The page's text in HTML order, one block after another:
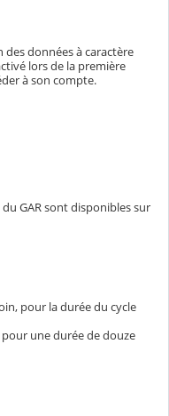
données à caractère
lors de la première
à son compte.
GAR sont disponibles sur
pour la durée du cycle
une durée de douze